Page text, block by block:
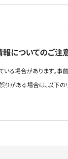
についてのご注
る場合があります。事
りがある場合は、以下